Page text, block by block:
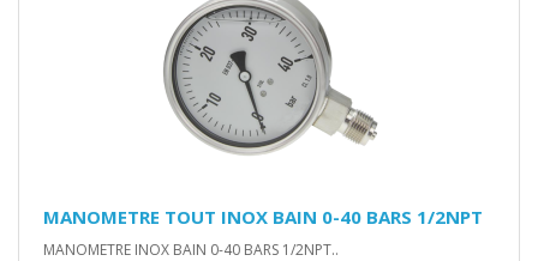
MANOMETRE TOUT INOX BAIN 0-40 BARS 1/2NPT
MANOMETRE INOX BAIN 0-40 BARS 1/2NPT..